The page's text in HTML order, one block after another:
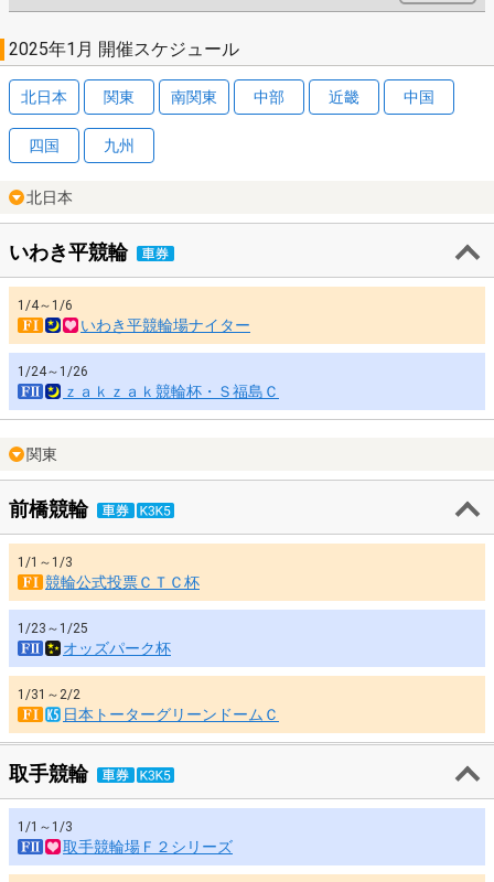
2025年1月 開催スケジュール
北日本 関東 南関東 中部 近畿 中国
四国 九州
北日本
いわき平競輪
1/4～1/6
いわき平競輪場ナイター
1/24～1/26
ｚａｋｚａｋ競輪杯・Ｓ福島Ｃ
関東
前橋競輪
1/1～1/3
競輪公式投票ＣＴＣ杯
1/23～1/25
オッズパーク杯
1/31～2/2
日本トーターグリーンドームＣ
取手競輪
1/1～1/3
取手競輪場Ｆ２シリーズ